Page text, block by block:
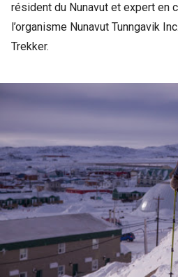
résident du Nunavut et expert en
l’organisme Nunavut Tunngavik
Trekker.